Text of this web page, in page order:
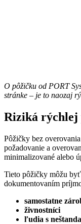
O pôžičku od PORT
stránke – je to naozaj
Riziká rýchlej
Pôžičky bez
požadovanie a
minimalizované alebo
Tieto pôžičky môžu
dokumentovaním
samostatne
živnostníci
ľudia s